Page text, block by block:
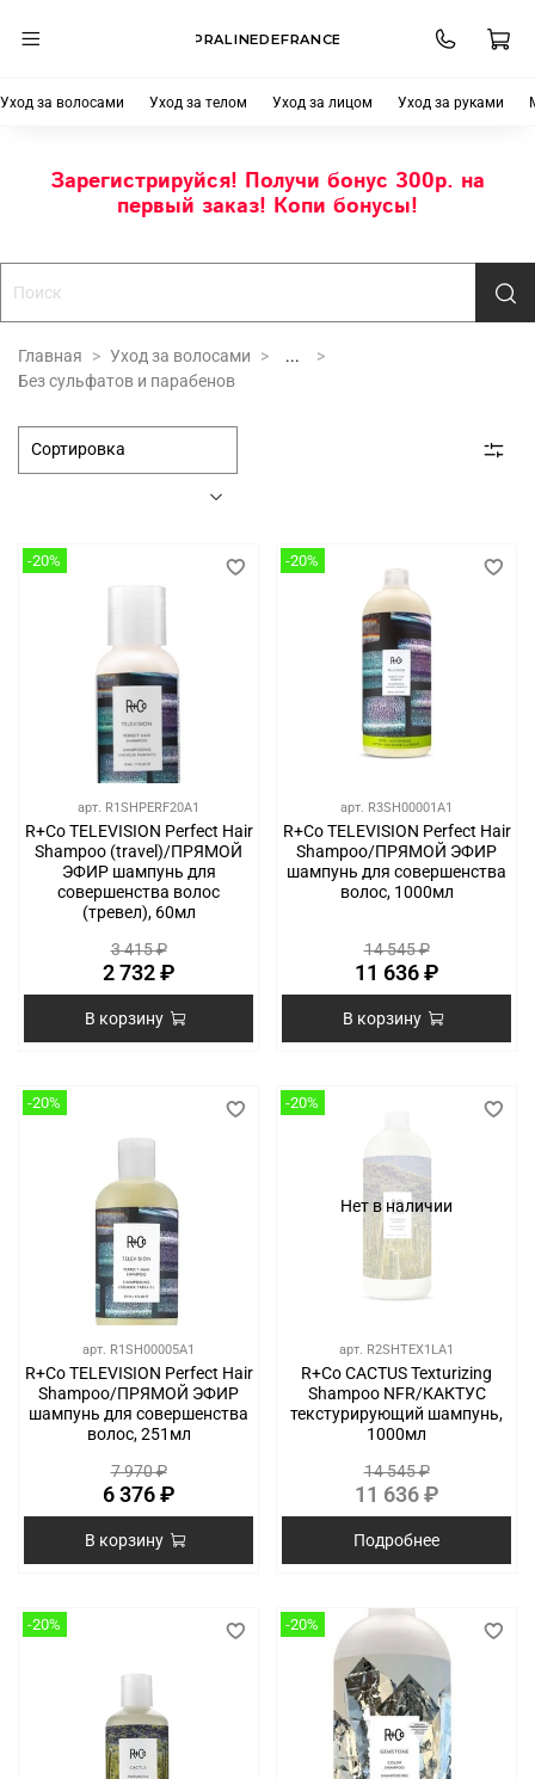
PRALINEDEFRANCE
Уход за волосами Уход за телом Уход за лицом Уход за руками
Зарегистрируйся! Получи бонус 300р. на
первый заказ! Копи бонусы!
Главная Уход за волосами
...
Без сульфатов и парабенов
-20%
арт. R1SHPERF20A1
R+Co TELEVISION Perfect Hair
Shampoo (travel)/ПРЯМОЙ
ЭФИР шампунь для
совершенства волос
(тревел), 60мл
3 415 ₽
2 732 ₽
В корзину
-20%
арт. R3SH00001A1
R+Co TELEVISION Perfect Hair
Shampoo/ПРЯМОЙ ЭФИР
шампунь для совершенства
волос, 1000мл
14 545 ₽
11 636 ₽
В корзину
-20%
арт. R1SH00005A1
R+Co TELEVISION Perfect Hair
Shampoo/ПРЯМОЙ ЭФИР
шампунь для совершенства
волос, 251мл
7 970 ₽
6 376 ₽
В корзину
Нет в наличии
-20%
арт. R2SHTEX1LA1
R+Co CACTUS Texturizing
Shampoo NFR/КАКТУС
текстурирующий шампунь,
1000мл
14 545 ₽
11 636 ₽
Подробнее
-20% -20%